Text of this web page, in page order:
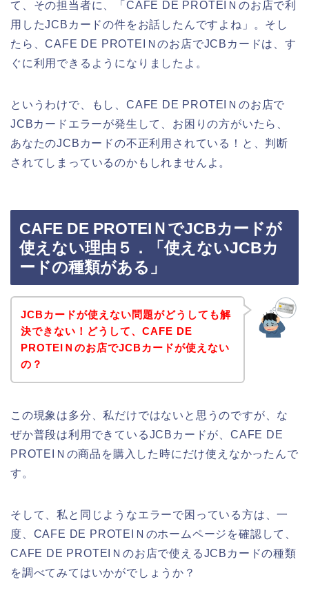
て、その担当者に、「CAFE DE PROTEIＮのお店で利
用したJCBカードの件をお話したんですよね」。そし
たら、CAFE DE PROTEIＮのお店でJCBカードは、す
ぐに利用できるようになりましたよ。
というわけで、もし、CAFE DE PROTEIＮのお店で
JCBカードエラーが発生して、お困りの方がいたら、
あなたのJCBカードの不正利用されている！と、判断
されてしまっているのかもしれませんよ。
CAFE DE PROTEIＮでJCBカードが
使えない理由５．「使えないJCBカ
ードの種類がある」
JCBカードが使えない問題がどうしても解
決できない！どうして、CAFE DE
PROTEIＮのお店でJCBカードが使えない
の？
この現象は多分、私だけではないと思うのですが、な
ぜか普段は利用できているJCBカードが、CAFE DE
PROTEIＮの商品を購入した時にだけ使えなかったんで
す。
そして、私と同じようなエラーで困っている方は、一
度、CAFE DE PROTEIＮのホームページを確認して、
CAFE DE PROTEIＮのお店で使えるJCBカードの種類
を調べてみてはいかがでしょうか？